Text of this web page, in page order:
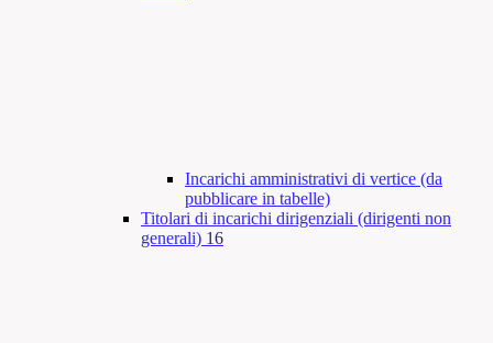
Incarichi amministrativi di vertice (da
pubblicare in tabelle)
Titolari di incarichi dirigenziali (dirigenti non
generali) 16